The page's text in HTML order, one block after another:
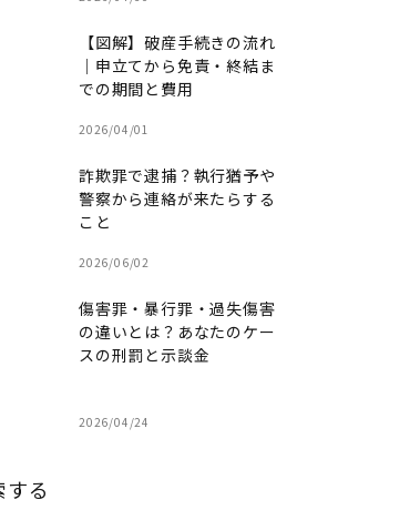
【図解】破産手続きの流れ
｜申立てから免責・終結ま
での期間と費用
2026/04/01
詐欺罪で逮捕？執行猶予や
警察から連絡が来たらする
こと
2026/06/02
傷害罪・暴行罪・過失傷害
の違いとは？あなたのケー
スの刑罰と示談金
2026/04/24
る